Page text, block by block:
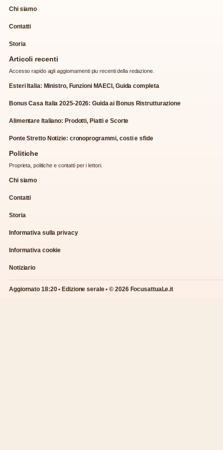
Chi siamo
Contatti
Storia
Articoli recenti
Accesso rapido agli aggiornamenti piu recenti della redazione.
Esteri Italia: Ministro, Funzioni MAECI, Guida completa
Bonus Casa Italia 2025-2026: Guida ai Bonus Ristrutturazione
Alimentare Italiano: Prodotti, Piatti e Scorte
Ponte Stretto Notizie: cronoprogrammi, costi e sfide
Politiche
Proprieta, politiche e contatti per i lettori.
Chi siamo
Contatti
Storia
Informativa sulla privacy
Informativa cookie
Notiziario
Aggiornato 18:20 • Edizione serale • © 2026 FocusattuaLe.it